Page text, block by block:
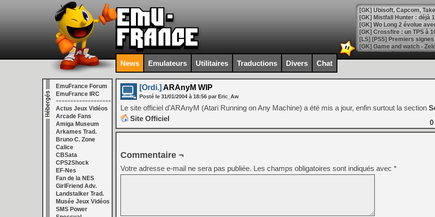
[GK] Mistfall Hunter : déjà
[GK] Wo Long 2 évolue
[GK] Crossfire : un TPS à
[LS] [PS5] Premiers
[Mo5] DOOM arrive en
[GK] Bethesda fête les 30
[GK] Roblox : l'action en
[GK] Agenda - GeForce
[LS] [PS5] ps5-y2jb-
[GK] Pourquoi Marvel
[GK] Test : Restory : Chill
[GK] GTA 6 : Rockstar
[GK] Hot Wheels Infinite
[GK] Mémoire cash -
[GK] Résultats Nintendo :
News Emulateurs Utilitaires Traductions Divers Chat
EmuFrance Forum
EmuFrance IRC
===================
Actus Jeux Vidéos
Arcade Fans
Amiga Museum
Arkames Trad.
Bruno C. Zone
Calice
CBSata
CPS2Shock
EF-Nes
Fan de la NES
GirlFriend Adv.
Landstalker Trad.
Musée Jeux Vidéos
SMS Power
[Ordi.] ARAnyM WIP
Posté le 31/01/2004 à 18:56 par Eric_Aw
Le site officiel d’ARAnyM (Atari Running on Any Machine) a été mis a jour, enfin surtout la section
Site Officiel
0
Commentaire ¬
Votre adresse e-mail ne sera pas publiée. Les champs obligatoires sont indiqués avec *